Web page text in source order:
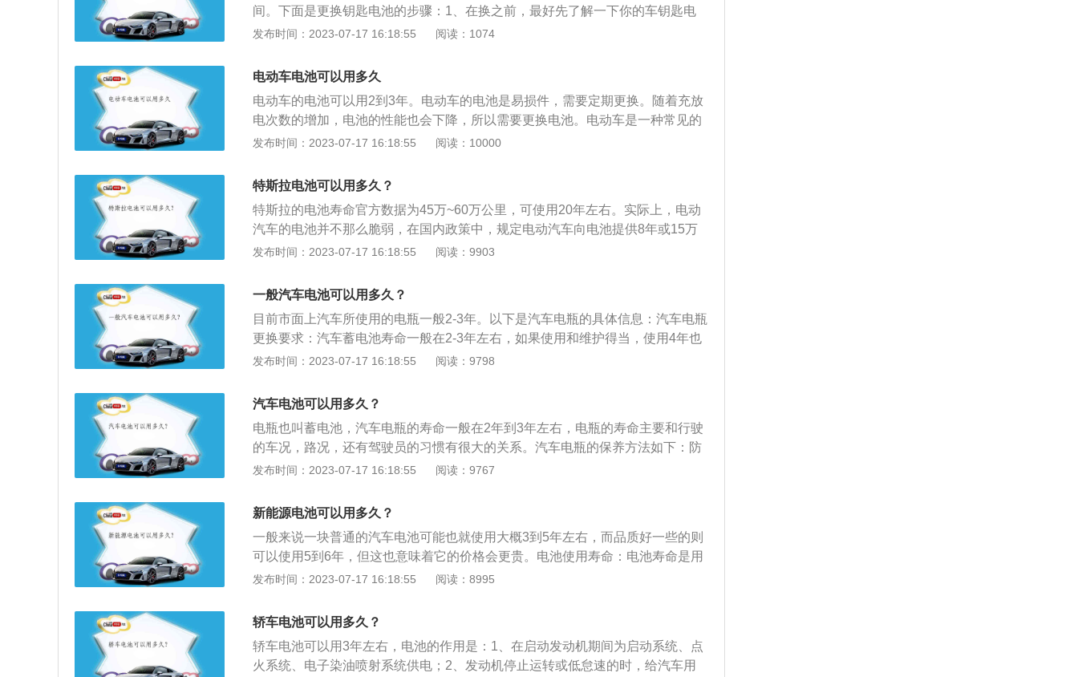
间。下面是更换钥匙电池的步骤：1、在换之前，最好先了解一下你的车钥匙电
池的型号，一般都会写在车主手册上，然后根据指定的型号选择新的钥匙电池；
械钥匙了。用刚取出的机械钥匙托住标记位置，稍微用力就能打开钥匙外壳。钥
轻轻一撬就可以取出旧电池；3、更换新电池后，注意电池正负极不能接反。然
后是安装步骤，先插入外壳顶部，再用力按压另一端，更换电池。最后，别忘了
把机械钥匙放回去。关于车钥匙使用的更多信息如下：1、车钥匙搜索功能。寻
在车多的地方快速找到自己的车；2、用车钥匙关闭发动机，关闭车窗。连续点
火熄火对发动机也是一种负担，会缩短寿命。这种情况可以用遥控钥匙解决。下
车后，长按锁键可以远程关闭四个车窗，这是一个非常方便且经常使用的功能。
发布时间：2023-07-17 16:18:55 阅读：1074
电动车电池可以用多久
电动车的电池可以用2到3年。电动车的电池是易损件，需要定期更换。随着充放
电次数的增加，电池的性能也会下降，所以需要更换电池。电动车是一种常见的
交通工具，结构比较简单。电动汽车的主要部件包括车架、电机、电池和电控系
机是电动车的动力源，电动机可以驱动电动车前进。电池是电动汽车中用来储存
电能的部件。电池可以为电动汽车上的所有电子设备供电。随着充放电次数的增
加，电池的性能也会下降，所以需要定期更换电池。在充放电过程中，电池中的
离子会在电解液中运动，有些离子在电解液中运动时会与电解液发生化学反应。
随着充放电次数的增加，电池中的离子数量会越来越少，因此电池的性能会降
时要注意1、汽车电池在使用的时候需要注意，最好是不要长时间停放在露天的
停车场或室外，如果情况时间过长的话，最好是把电池取下来；2、冬天的时
候，为了能够更好地保护汽车电池，建议每次启动汽车时间都不能够少于5秒，
启动车子，可以避免电池过度放电而烧坏；3、汽车电池在日常使用的时候一定
4、减少汽车熄火以后使用汽车电器。
发布时间：2023-07-17 16:18:55 阅读：10000
特斯拉电池可以用多久？
特斯拉的电池寿命官方数据为45万~60万公里，可使用20年左右。实际上，电动
汽车的电池并不那么脆弱，在国内政策中，规定电动汽车向电池提供8年或15万
公里的质量保证。电动汽车的续航距离越高，电池容量越大，电池价格越高。特
右，每个小包由70个以上的电池构成。搭载90kW・h电池的ModelS90d的全车更
发布时间：2023-07-17 16:18:55 阅读：9903
一般汽车电池可以用多久？
目前市面上汽车所使用的电瓶一般2-3年。以下是汽车电瓶的具体信息：汽车电瓶
更换要求：汽车蓄电池寿命一般在2-3年左右，如果使用和维护得当，使用4年也
不会损坏。日常开车也要勤检查电瓶，夏天每周要检查一次，冬天每半个月检查
己慢慢的放电，直到报废为止，所以每隔一段时间就启动汽车一次，给蓄电池充
防蓄电池结冰损坏。蓄电池的蓄电量可以在仪表板上反映出来。当电流表指针显
示蓄电量不足时，要及时充电。
发布时间：2023-07-17 16:18:55 阅读：9798
汽车电池可以用多久？
电瓶也叫蓄电池，汽车电瓶的寿命一般在2年到3年左右，电瓶的寿命主要和行驶
的车况，路况，还有驾驶员的习惯有很大的关系。汽车电瓶的保养方法如下：防
止电瓶亏电：要防止蓄电池亏电，要特别別注意在熄火状态下不要长时间用车上
池的损坏。半年检查一次电瓶：为了让电瓶保持最佳的性能，最好每隔半年去45
到4年。但是越往后越要缩短检查电瓶的时间。
发布时间：2023-07-17 16:18:55 阅读：9767
新能源电池可以用多久？
一般来说一块普通的汽车电池可能也就使用大概3到5年左右，而品质好一些的则
可以使用5到6年，但这也意味着它的价格会更贵。电池使用寿命：电池寿命是用
充放电次数来衡量的！不是简单的用时间！现在高性能的锂电池充放电次数能到
车电池会这么贵主要是因为厂商们在研发电池的时候投入了巨量的金钱和成本，
所以这个是为什么电池如此昂贵的原因。但如果新能源车的电池技术不能够再次
取得突破那么正在观望的消费者肯定不会选择它。
发布时间：2023-07-17 16:18:55 阅读：8995
轿车电池可以用多久？
轿车电池可以用3年左右，电池的作用是：1、在启动发动机期间为启动系统、点
火系统、电子染油喷射系统供电；2、发动机停止运转或低怠速的时，给汽车用